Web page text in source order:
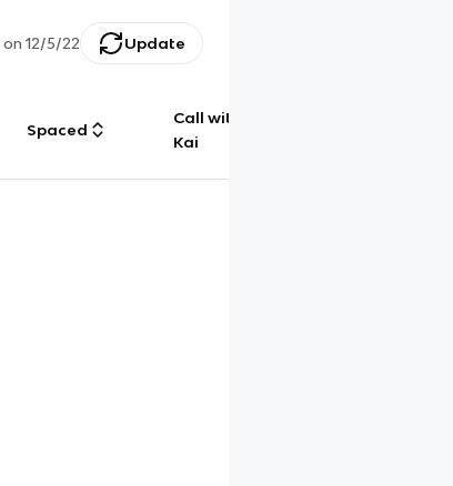
on 12/5/22 Update
Spaced
Call with
Kai